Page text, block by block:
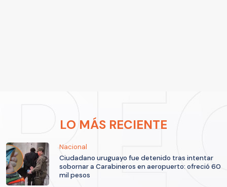
LO MÁS RECIENTE
Nacional
Ciudadano uruguayo fue detenido tras intentar
sobornar a Carabineros en aeropuerto: ofreció 60
mil pesos